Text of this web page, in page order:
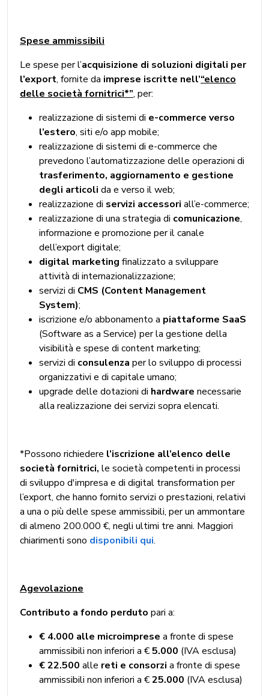
Spese ammissibili
Le spese per l’acquisizione di soluzioni digitali per
l’export, fornite da imprese iscritte nell’“elenco
delle società fornitrici*”, per:
realizzazione di sistemi di e-commerce verso
l’estero, siti e/o app mobile;
realizzazione di sistemi di e-commerce che
prevedono l’automatizzazione delle operazioni di
trasferimento, aggiornamento e gestione
degli articoli da e verso il web;
realizzazione di servizi accessori all’e-commerce;
realizzazione di una strategia di comunicazione,
informazione e promozione per il canale
dell’export digitale;
digital marketing finalizzato a sviluppare
attività di internazionalizzazione;
servizi di CMS (Content Management
System);
iscrizione e/o abbonamento a piattaforme SaaS
(Software as a Service) per la gestione della
visibilità e spese di content marketing;
servizi di consulenza per lo sviluppo di processi
organizzativi e di capitale umano;
upgrade delle dotazioni di hardware necessarie
alla realizzazione dei servizi sopra elencati.
*Possono richiedere l’iscrizione all’elenco delle
società fornitrici, le società competenti in processi
di sviluppo d'impresa e di digital transformation per
l’export, che hanno fornito servizi o prestazioni, relativi
a una o più delle spese ammissibili, per un ammontare
di almeno 200.000 €, negli ultimi tre anni. Maggiori
chiarimenti sono disponibili qui.
Agevolazione
Contributo a fondo perduto pari a:
€ 4.000 alle microimprese a fronte di spese
ammissibili non inferiori a €5.000 (IVA esclusa)
€ 22.500 alle reti e consorzi a fronte di spese
ammissibili non inferiori a €25.000 (IVA esclusa)